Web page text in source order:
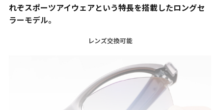
れぞスポーツアイウェアという特長を搭載したロングセ
ラーモデル。
レンズ交換可能